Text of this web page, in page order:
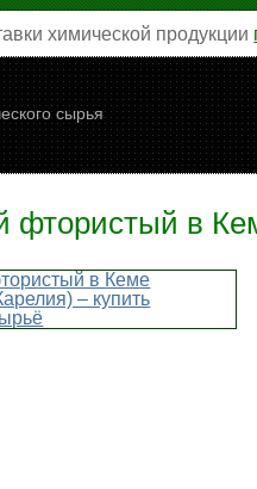
химической продукции
сырья
в